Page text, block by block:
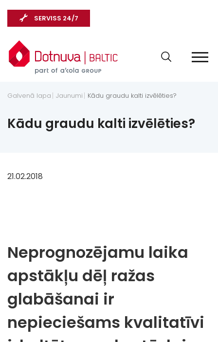
SERVISS 24/7
Galvenā lapa Jaunumi Kādu graudu kalti izvēlēties?
Kādu graudu kalti izvēlēties?
21.02.2018
Neprognozējamu laika
apstākļu dēļ ražas
glabāšanai ir
nepieciešams kvalitatīvi